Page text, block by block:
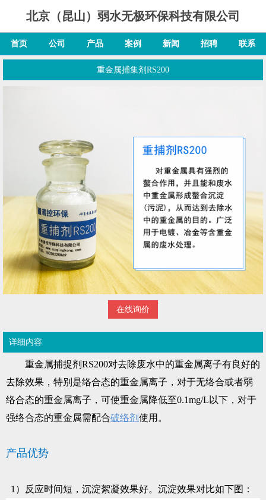
北京（昆山）弱水无极环保科技有限公司
首页 公司 产品 案例 新闻 招聘 联系
重金属捕集剂RS200
在线询价
详细内容
重金属捕捉剂RS200对去除废水中的重金属离子有良好的
去除效果，特别是络合态的重金属离子，对于无络合或者弱
络合态的重金属离子，可使重金属降低至0.1mg/L以下，对于
强络合态的重金属需配合破络剂 使用。
产品优势
1） 反应时间短，沉淀絮凝效果好。沉淀效果对比如下图：